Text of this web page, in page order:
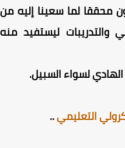
لما سعينا إليه من
ليستفيد منه
لسواء السبيل.
التعليمي..